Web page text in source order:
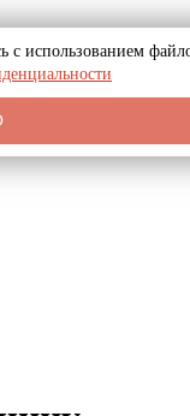
с использованием